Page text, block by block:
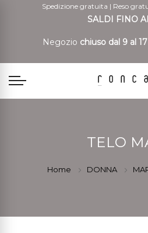
Spedizione gratuita | Reso
SALDI FINO
Negozio chiuso dal 9 al
TELO
Home DONNA